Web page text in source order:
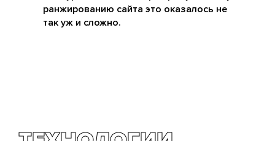
ранжированию сайта это оказалось не
так уж и сложно.